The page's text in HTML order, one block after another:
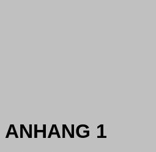
ANHANG 1